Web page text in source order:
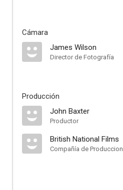
Cámara
James Wilson
Director de Fotografía
Producción
John Baxter
Productor
British National Films
Compañía de Produccion